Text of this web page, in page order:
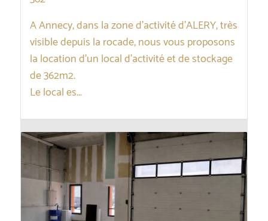
A Annecy, dans la zone d’activité d’ALERY, très
visible depuis la rocade, nous vous proposons
la location d’un local d’activité et de stockage
de 362m2.
Le local es...